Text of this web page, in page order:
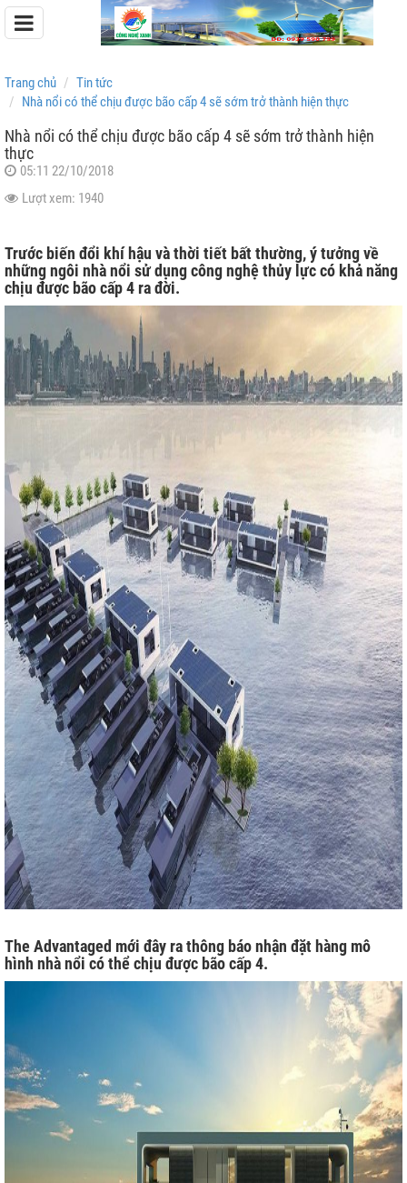
Pin Lưu Trữ Easyway
Pin Lưu Trữ Dyness
Lưới
TRỮ
MẶT TRỜI
Trang chủ
Tin tức
Nhà nổi có thể chịu được bão cấp 4 sẽ sớm trở thành hiện thực
Nhà nổi có thể chịu được bão cấp 4 sẽ sớm trở thành hiện
thực
05:11 22/10/2018
Lượt xem: 1940
Trước biến đổi khí hậu và thời tiết bất thường, ý tưởng về
những ngôi nhà nổi sử dụng công nghệ thủy lực có khả năng
chịu được bão cấp 4 ra đời.
The Advantaged mới đây ra thông báo nhận đặt hàng mô
hình nhà nổi có thể chịu được bão cấp 4.